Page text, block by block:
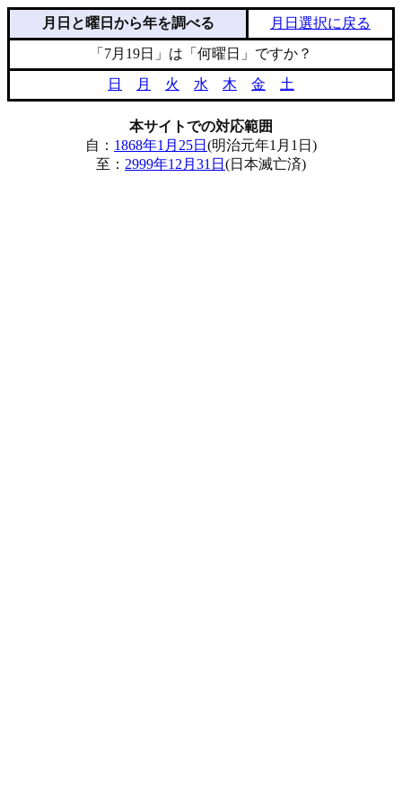
月日と曜日から年を調べる
月日選択に戻る
「7月19日」は「何曜日」ですか？
日
月 火 水 木 金 土
本サイトでの対応範囲
自： 1868年1月25日 (明治元年1月1日)
至： 2999年12月31日 (日本滅亡済)